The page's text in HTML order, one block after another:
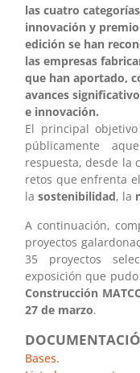
las cuatro
innovación y
edición se han
las empresas
que han aportado,
avances
e innovación.
El principal
públicamente
respuesta, desde la
retos que enfrenta
lasostenibilidad, la
A continuación,
proyectos
35 proyectos
exposición que
Construcción
27 de marzo.
Bases.